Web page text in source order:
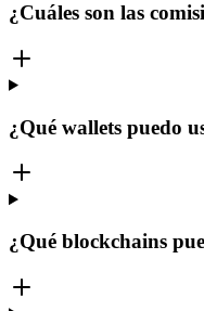
¿Cuáles son las
¿Qué wallets puedo
¿Qué blockchains